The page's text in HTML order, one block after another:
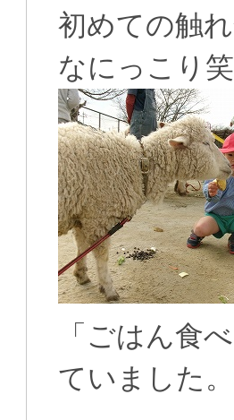
初めての触
なにっこり
「ごはん食
ていました。